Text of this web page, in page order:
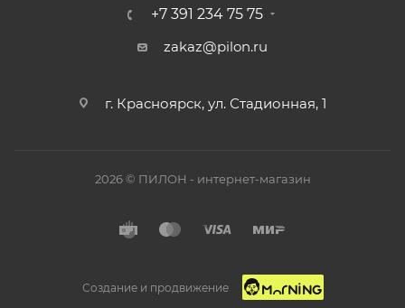
+7 391 234 75 75
zakaz@pilon.ru
г. Красноярск, ул. Стадионная, 1
2026 © ПИЛОН - интернет-магазин
Создание и продвижение